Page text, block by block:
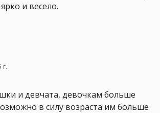
и весело.
г.
и девчата, девочкам больше
в силу возраста им больше